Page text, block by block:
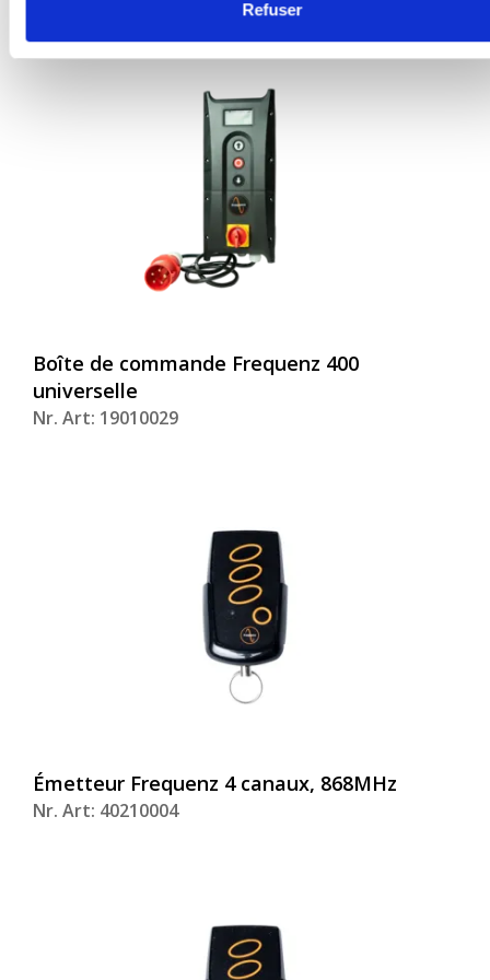
Refuser
Boîte de commande Frequenz 400
universelle
Nr. Art: 19010029
Émetteur Frequenz 4 canaux, 868MHz
Nr. Art: 40210004